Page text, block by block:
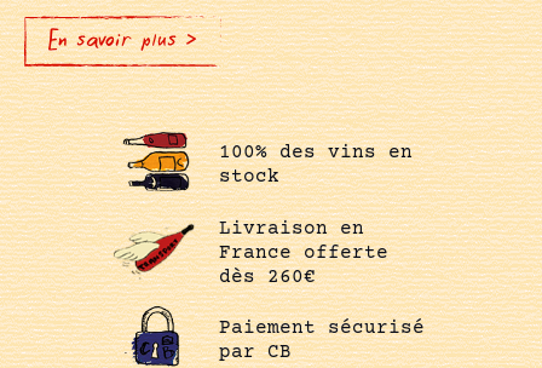
En savoir plus >
100% des vins en
stock
Livraison en
France offerte
dès 260€
Paiement sécurisé
par CB